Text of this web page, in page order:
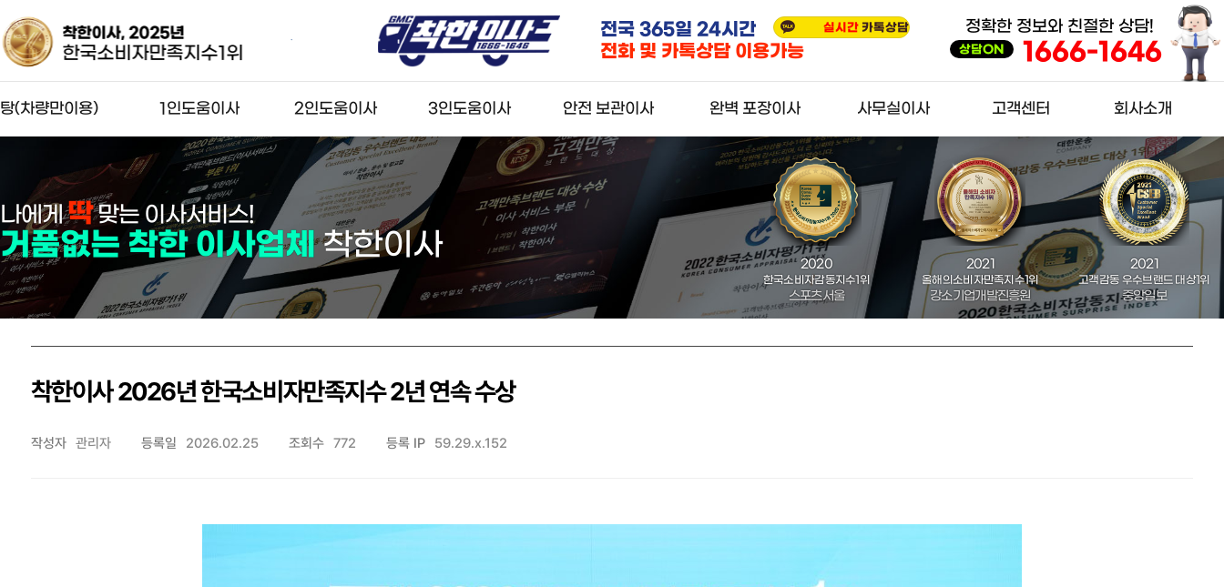
착한이사, 2024년
대한민국 사회공헌대상
착한이사, 2024년
서울특별시장 표창장
4년 연속 대한민국
고객만족 브랜드 대상
한국금융경제신문 (4년 연속)
한국소비자평가1위
전국 365일 24시간
전화 및 카톡상담 이용가능
실시간카톡상담
실시간카톡상담 실시간카톡상담 정확한 정보와 친절한 상담!
상담ON 1666-1646
탕(차량만이용) 1인도움이사 2인도움이사 3인도움이사 안전 보관이사 완벽 포장이사 사무실이사 고객센터 회사소개
견적신청
1인 도움탕
1인 도움 반포장
견적신청
2인 일반이사
2인 반포장이사
견적신청
3인 일반이사
3인 반포장이사
안전 보관이사
견적신청
완벽 포장이사
견적신청
A/S문의
착한기사모집
체크포인트
손없는날
회사소개
직원소개
착한이사 웹진
사회공헌
나에게딱맞는 이사서비스!
거품없는 착한 이사업체착한이사
브랜드 대상
2025
한국소비자평가1위
한국금융경제신문
2026
한국소비자만족지수1위
한국금융경제신문
2024년
서울특별시장 표창장
서울특별시
2020
한국소비자감동지수1위
스포츠서울
2021
올해의소비자만족지수1위
강소기업개발진흥원
2021
고객감동 우수브랜드 대상1위
중앙일보
2022
코로나를 이겨낸 대한민국 강소기업
중앙일보
착한이사 2026년 한국소비자만족지수 2년 연속 수상
작성자 관리자 등록일 2026.02.25 조회수 772 등록 IP 59.29.x.152